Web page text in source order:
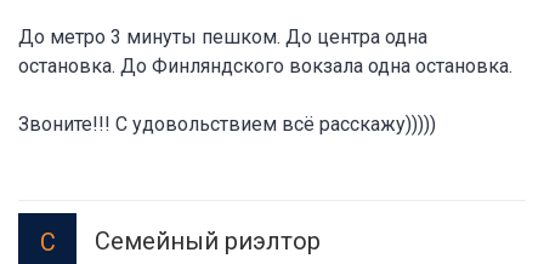
До метро 3 минуты пешком. До центра одна
остановка. До Финляндского вокзала одна остановка.
Звоните!!! С удовольствием всё расскажу)))))
С Семейный риэлтор